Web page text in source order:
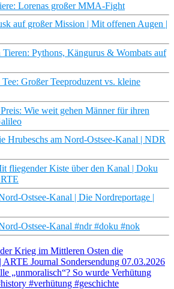
Lorenas großer MMA-Fight
auf großer Mission | Mit offenen Augen |
Pythons, Kängurus & Wombats auf
Großer Teeproduzent vs. kleine
Wie weit gehen Männer für ihren
Hrubeschs am Nord-Ostsee-Kanal | NDR
fliegender Kiste über den Kanal | Doku
Ostsee-Kanal | Die Nordreportage |
Ostsee-Kanal #ndr #doku #nok
Krieg im Mittleren Osten die
ARTE Journal Sondersendung 07.03.2026
„unmoralisch“? So wurde Verhütung
#verhütung #geschichte